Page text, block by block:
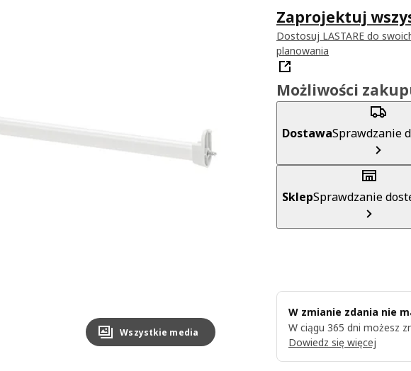
Wszystkie media
Zaprojektuj
Dostosuj LASTARE do
planowania
Możliwości
DostawaSprawdzanie
SklepSprawdzanie
W zmianie zdania nie
W ciągu 365 dni możesz
Dowiedz się więcej